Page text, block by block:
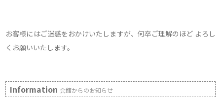
お客様にはご迷惑をおかけいたしますが、何卒ご理解のほど よろし
くお願いいたします。
Information会館からのお知らせ